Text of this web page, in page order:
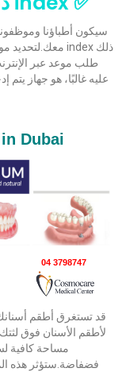
طلب موعد عبر
عليه غالبًا، هو جهاز يتم
قد تستغرق أطقم أسنانك
لأطقم الأسنان فوق
مساحة كافية
فضفاضة.ستؤثر هذه